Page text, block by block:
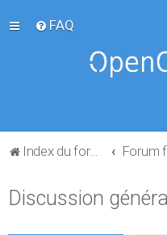
FAQ
Index du forum Forum
Discussion